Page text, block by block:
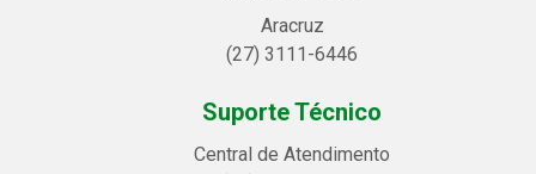
Aracruz
(27) 3111-6446
Suporte Técnico
Central de Atendimento